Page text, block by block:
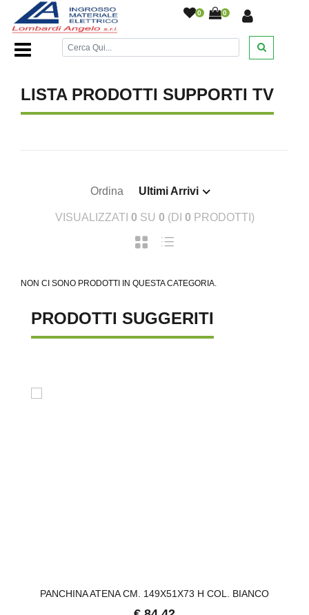
0 0
Home Page/DESANTIS///
LISTA PRODOTTI SUPPORTI TV
Ordina Ultimi Arrivi
VISUALIZZATI 0 SU 0 (DI 0 PRODOTTI)
NON CI SONO PRODOTTI IN QUESTA CATEGORIA.
PRODOTTI SUGGERITI
PANCHINA ATENA CM. 149X51X73 H COL. BIANCO